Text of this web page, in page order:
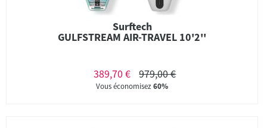
Surftech
GULFSTREAM AIR-TRAVEL 10'2''
389,70 € 979,00 €
Vous économisez60%